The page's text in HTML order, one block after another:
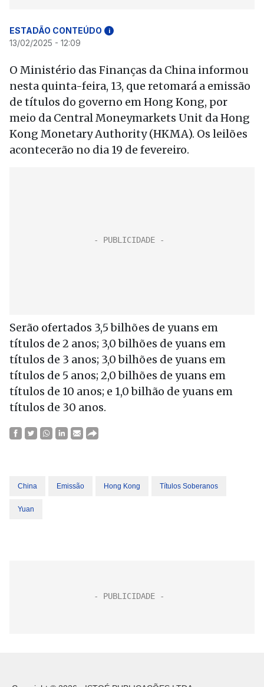
ESTADÃO CONTEÚDO i
13/02/2025 - 12:09
O Ministério das Finanças da China informou
nesta quinta-feira, 13, que retomará a emissão
de títulos do governo em Hong Kong, por
meio da Central Moneymarkets Unit da Hong
Kong Monetary Authority (HKMA). Os leilões
acontecerão no dia 19 de fevereiro.
Serão ofertados 3,5 bilhões de yuans em
títulos de 2 anos; 3,0 bilhões de yuans em
títulos de 3 anos; 3,0 bilhões de yuans em
títulos de 5 anos; 2,0 bilhões de yuans em
títulos de 10 anos; e 1,0 bilhão de yuans em
títulos de 30 anos.
China Emissão Hong Kong Títulos Soberanos
Yuan